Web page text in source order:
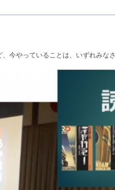
今やっていることは、いずれみな